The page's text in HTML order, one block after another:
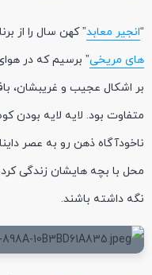
“انجیر معابد” کهن سال را از
های مریخی” برسیم که در
بر اشکال عجیب و غریبشان،
متفاوت بود. لایه لایه بودن
ناخودآگاه ذهن رو به عصر
محل با بچه هایشان زندگی
نگه داشته باشند.